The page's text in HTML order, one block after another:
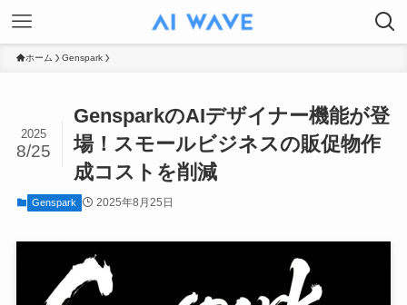
ホーム Genspark
GensparkのAIデザイナー機能が登
場！スモールビジネスの販促物作
成コストを削減
2025
8/25
Genspark 2025年8月25日